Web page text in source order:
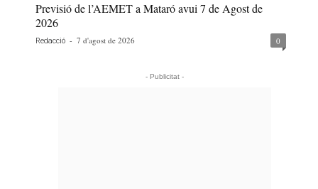
Previsió de l’AEMET a Mataró avui 7 de Agost de
2026
Redacció - 7 d'agost de 2026 0
- Publicitat -